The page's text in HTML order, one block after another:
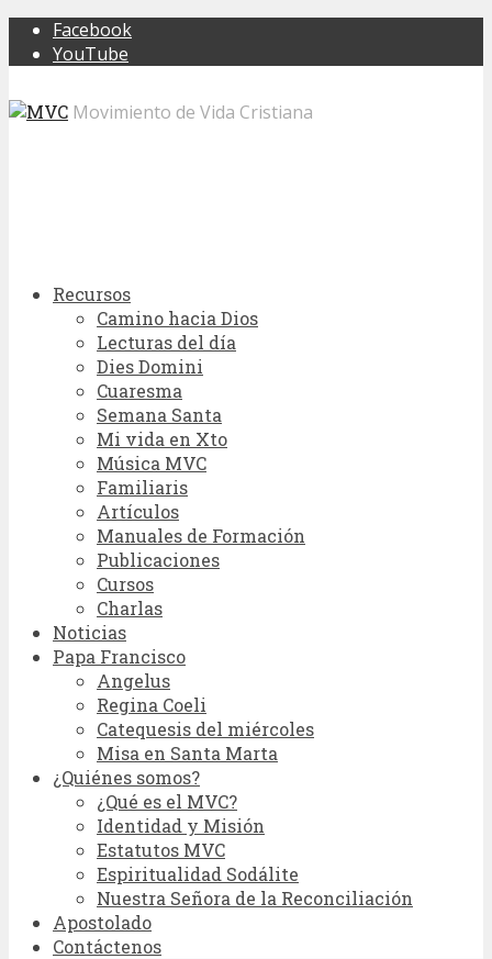
Facebook
YouTube
Movimiento de Vida Cristiana
Recursos
Camino hacia Dios
Lecturas del día
Dies Domini
Cuaresma
Semana Santa
Mi vida en Xto
Música MVC
Familiaris
Artículos
Manuales de Formación
Publicaciones
Cursos
Charlas
Noticias
Papa Francisco
Angelus
Regina Coeli
Catequesis del miércoles
Misa en Santa Marta
¿Quiénes somos?
¿Qué es el MVC?
Identidad y Misión
Estatutos MVC
Espiritualidad Sodálite
Nuestra Señora de la Reconciliación
Apostolado
Contáctenos